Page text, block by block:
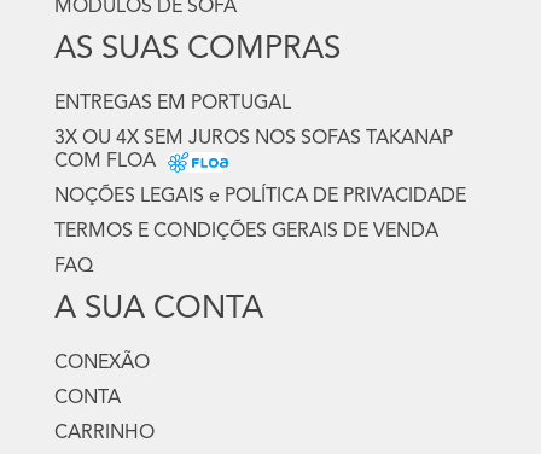
MÓDULOS DE SOFÁ
AS SUAS COMPRAS
ENTREGAS EM PORTUGAL
3X OU 4X SEM JUROS NOS SOFAS TAKANAP
COM FLOA
NOÇÕES LEGAIS e POLÍTICA DE PRIVACIDADE
TERMOS E CONDIÇÕES GERAIS DE VENDA
FAQ
A SUA CONTA
CONEXÃO
CONTA
CARRINHO